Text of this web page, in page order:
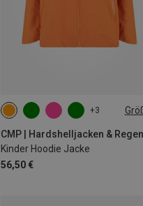
+3
Kinder Hoodie Jacke
56,50 €